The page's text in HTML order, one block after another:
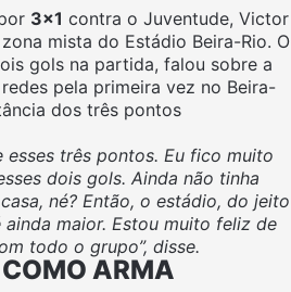
3×1 contra o Juventude, Victor
mista do Estádio Beira-Rio. O
gols na partida, falou sobre a
pela primeira vez no Beira-
dos três pontos
esses três pontos. Eu fico muito
dois gols. Ainda não tinha
né? Então, o estádio, do jeito
maior. Estou muito feliz de
todo o grupo”, disse.
ARMA